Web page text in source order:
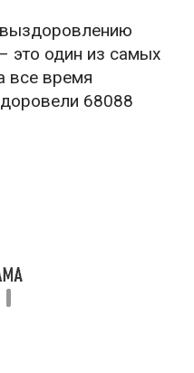
это один из самых
все время
68088